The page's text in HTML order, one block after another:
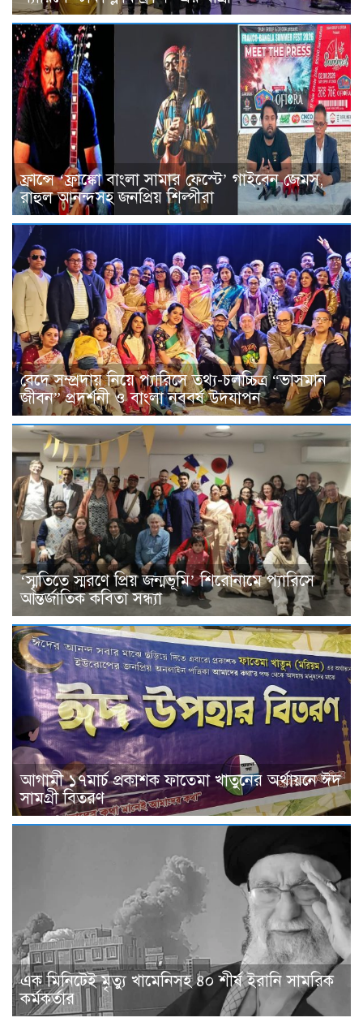
ফ্রান্সে ‘ফ্রাঙ্কো বাংলা সামার ফেস্টে’ গাইবেন জেমস,
রাহুল আনন্দসহ জনপ্রিয় শিল্পীরা
বেদে সম্প্রদায় নিয়ে প্যারিসে তথ্য-চলচ্চিত্র “ভাসমান
জীবন” প্রদর্শনী ও বাংলা নববর্ষ উদযাপন
‘স্মৃতিতে স্মরণে প্রিয় জন্মভূমি’ শিরোনামে প্যারিসে
আন্তর্জাতিক কবিতা সন্ধ্যা
আগামী ১৭মার্চ প্রকাশক ফাতেমা খাতুনের অর্থায়নে ঈদ
সামগ্রী বিতরণ
এক মিনিটেই মৃত্যু খামেনিসহ ৪০ শীর্ষ ইরানি সামরিক
কর্মকর্তার